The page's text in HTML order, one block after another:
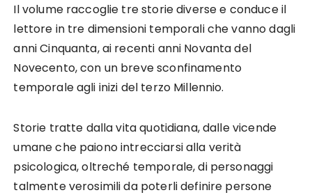
Il volume raccoglie tre storie diverse e conduce il
lettore in tre dimensioni temporali che vanno dagli
anni Cinquanta, ai recenti anni Novanta del
Novecento, con un breve sconfinamento
temporale agli inizi del terzo Millennio.
Storie tratte dalla vita quotidiana, dalle vicende
umane che paiono intrecciarsi alla verità
psicologica, oltreché temporale, di personaggi
talmente verosimili da poterli definire persone